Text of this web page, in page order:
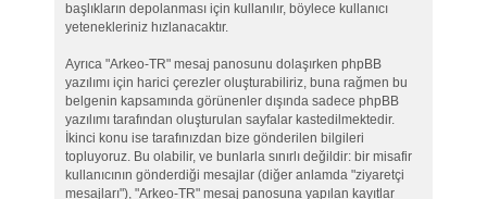
başlıkların depolanması için kullanılır, böylece kullanıcı
yetenekleriniz hızlanacaktır.
Ayrıca "Arkeo-TR" mesaj panosunu dolaşırken phpBB
yazılımı için harici çerezler oluşturabiliriz, buna rağmen bu
belgenin kapsamında görünenler dışında sadece phpBB
yazılımı tarafından oluşturulan sayfalar kastedilmektedir.
İkinci konu ise tarafınızdan bize gönderilen bilgileri
topluyoruz. Bu olabilir, ve bunlarla sınırlı değildir: bir misafir
kullanıcının gönderdiği mesajlar (diğer anlamda "ziyaretçi
mesajları"), "Arkeo-TR" mesaj panosuna yapılan kayıtlar